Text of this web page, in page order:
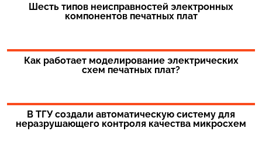
Шесть типов неисправностей электронных
компонентов печатных плат
Как работает моделирование электрических
схем печатных плат?
В ТГУ создали автоматическую систему для
неразрушающего контроля качества микросхем